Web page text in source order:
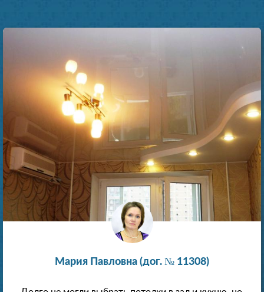
Мария Павловна (дог. № 11308)